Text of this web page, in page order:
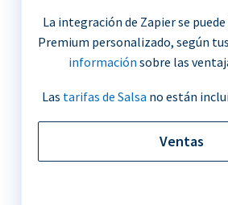
La integración de Zapier se
Premium personalizado, según
información sobre las
Las tarifas de Salsa no están
Ventas